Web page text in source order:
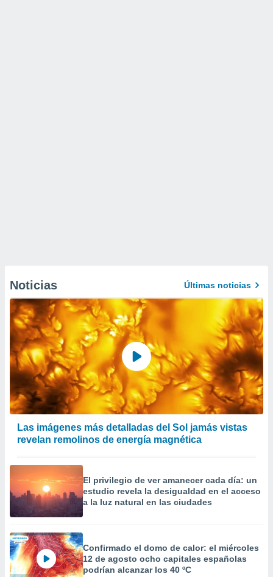
Noticias Últimas noticias
Las imágenes más detalladas del Sol jamás vistas
revelan remolinos de energía magnética
El privilegio de ver amanecer cada día: un
estudio revela la desigualdad en el acceso
a la luz natural en las ciudades
Confirmado el domo de calor: el miércoles
12 de agosto ocho capitales españolas
podrían alcanzar los 40 ºC